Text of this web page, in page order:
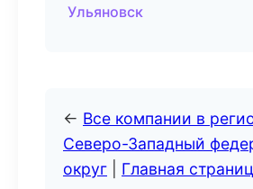
Ульяновск
← Все компании в
Северо-Западный
округ
Главная